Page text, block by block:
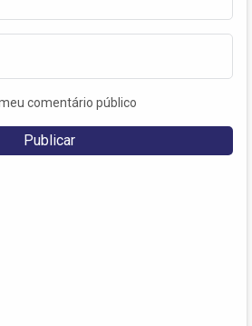
comentário público